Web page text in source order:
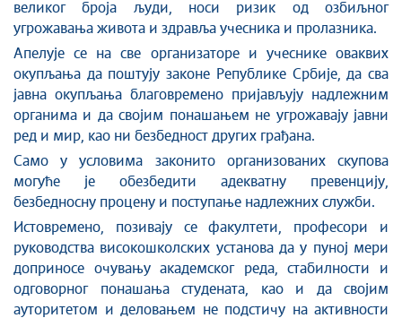
великог броја људи, носи ризик од озбиљног
угрожавања живота и здравља учесника и пролазника.
Апелује се на све организаторе и учеснике оваквих
окупљања да поштују законе Републике Србије, да сва
јавна окупљања благовремено пријављују надлежним
органима и да својим понашањем не угрожавају јавни
ред и мир, као ни безбедност других грађана.
Само у условима законито организованих скупова
могуће је обезбедити адекватну превенцију,
безбедносну процену и поступање надлежних служби.
Истовремено, позивају се факултети, професори и
руководства високошколских установа да у пуној мери
доприносе очувању академског реда, стабилности и
одговорног понашања студената, као и да својим
ауторитетом и деловањем не подстичу на активности